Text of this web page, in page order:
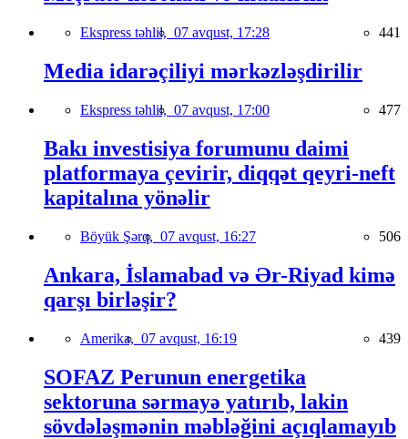
Ekspress təhlil, 07 avqust, 17:28 441
Media idarəçiliyi mərkəzləşdirilir
Ekspress təhlil, 07 avqust, 17:00 477
Bakı investisiya forumunu daimi
platformaya çevirir, diqqət qeyri-neft
kapitalına yönəlir
Böyük Şərq, 07 avqust, 16:27 506
Ankara, İslamabad və Ər-Riyad kimə
qarşı birləşir?
Amerika, 07 avqust, 16:19 439
SOFAZ Perunun energetika
sektoruna sərmayə yatırıb, lakin
sövdələşmənin məbləğini açıqlamayıb